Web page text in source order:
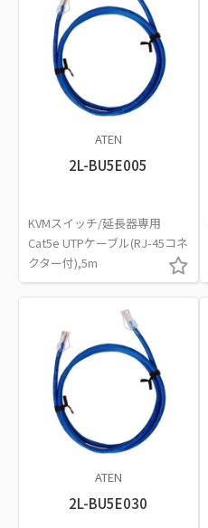
ATEN
2L-BU5E005
KVMスイッチ/延長器専用
Cat5e UTPケーブル(RJ-45コネ
クター付),5m
ATEN
2L-BU5E030